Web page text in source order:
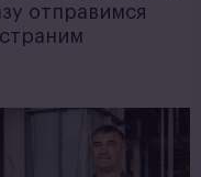
отправимся